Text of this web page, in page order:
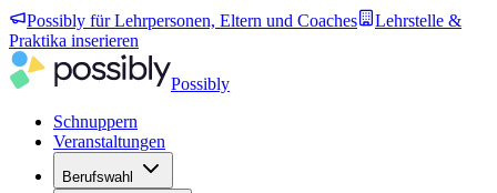
Possibly für Lehrpersonen, Eltern und Coaches
Lehrstelle &
Praktika inserieren
Possibly
Schnuppern
Veranstaltungen
Berufswahl